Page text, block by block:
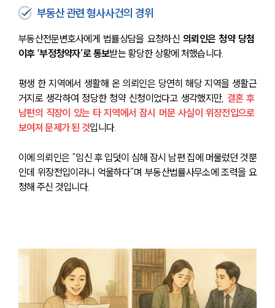
부동산 관련 형사사건의 경위
부동산전문변호사에게 법률상담을 요청하신 의뢰인은 청약 당첨
이후 ‘부정청약자’로 통보받는 황당한 상황에 처했습니다.
평생 한 지역에서 생활해 온 의뢰인은 당연히 해당 지역을 생활근
거지로 생각하여 정당한 청약 신청이었다고 생각했지만, 결혼 후
남편의 직장이 있는 타 지역에서 잠시 머문 사실이 위장전입으로
보여져 문제가 된 것입니다.
이에 의뢰인은 “임신 후 입덧이 심해 잠시 남편 집에 머물렀던 것뿐
인데 위장전입이라니 억울하다”며 부동산법률사무소에 조력을 요
청해 주신 것입니다.